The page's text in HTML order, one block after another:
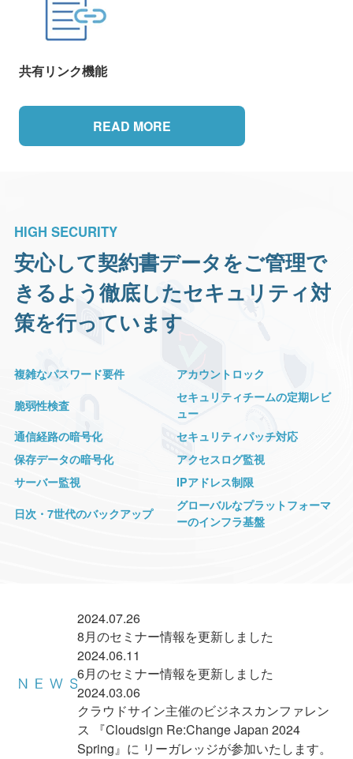
共有リンク機能
READ MORE
HIGH SECURITY
安心して契約書データをご管理で
きるよう徹底したセキュリティ対
策を行っています
複雑なパスワード要件
アカウントロック
脆弱性検査
セキュリティチームの定期レビ
ュー
通信経路の暗号化
セキュリティパッチ対応
保存データの暗号化
アクセスログ監視
サーバー監視
IPアドレス制限
日次・7世代のバックアップ
グローバルなプラットフォーマ
ーのインフラ基盤
2024.07.26
8月のセミナー情報を更新しました
2024.06.11
6月のセミナー情報を更新しました
2024.03.06
クラウドサイン主催のビジネスカンファレン
ス 『Cloudsign Re:Change Japan 2024
Spring』に リーガレッジが参加いたします。